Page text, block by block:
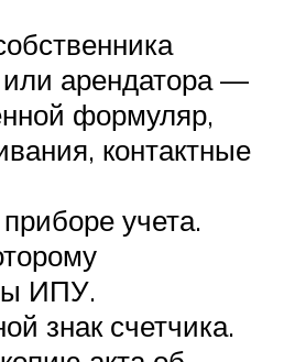
арендатора —
формуляр,
контактные
учета.
ИПУ.
знак счетчика.